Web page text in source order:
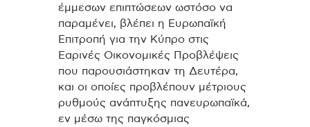
έμμεσων επιπτώσεων ωστόσο να
παραμένει, βλέπει η Ευρωπαϊκή
Επιτροπή για την Κύπρο στις
Εαρινές Οικονομικές Προβλέψεις
που παρουσιάστηκαν τη Δευτέρα,
και οι οποίες προβλέπουν μέτριους
ρυθμούς ανάπτυξης πανευρωπαϊκά,
εν μέσω της παγκόσμιας